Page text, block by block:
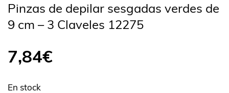
Pinzas de depilar sesgadas verdes de
9 cm – 3 Claveles 12275
7,84€
En stock